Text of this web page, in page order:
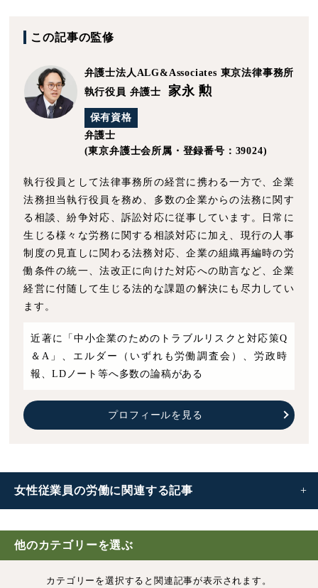
女性従業員の労働に 関連する記事
女性従業員の労働
の注意点
他のカテゴリーを選ぶ
カテゴリーを選択すると 関連記事が表示されます。
この記事の監修
弁護士法人ALG&Associates 東京法律事務所
執行役員 弁護士
家永 勲
保有資格
弁護士
(東京弁護士会所属・登録番号：39024)
執行役員として法律事務所の経営に携わる一方で、企業
法務担当執行役員を務め、多数の企業からの法務に関す
る相談、紛争対応、訴訟対応に従事しています。日常に
生じる様々な労務に関する相談対応に加え、現行の人事
制度の見直しに関わる法務対応、企業の組織再編時の労
働条件の統一、法改正に向けた対応への助言など、企業
経営に付随して生じる法的な課題の解決にも尽力してい
ます。
近著に「中小企業のためのトラブルリスクと対応策Q
＆A」、エルダー（いずれも労働調査会）、労政時
報、LDノート等へ多数の論稿がある
プロフィールを見る